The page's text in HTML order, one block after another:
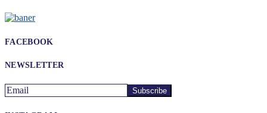
FACEBOOK
NEWSLETTER